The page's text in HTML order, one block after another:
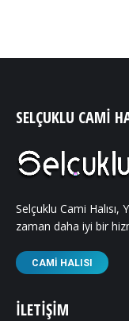
SELÇUKLU CAMI
Selçuklu Cami Halısı,
zaman daha iyi bir
CAMI HALISI
İLETIŞIM